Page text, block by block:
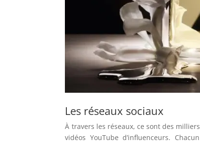
Les réseaux sociaux
À travers les réseaux, ce sont des
vidéos YouTube d’influenceurs.